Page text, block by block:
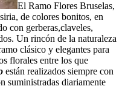
El Ramo Flores Bruselas,
de colores bonitos, en
con gerberas,claveles,
Un rincón de la naturaleza
clásico y elegantes para
florales entre los que
están realizados siempre con
suministradas diariamente